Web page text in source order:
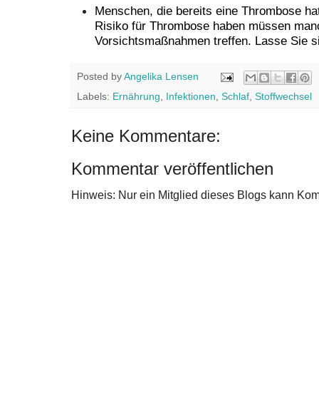
Menschen, die bereits eine Thrombose
Risiko für Thrombose haben müssen
Vorsichtsmaßnahmen treffen. Lasse Sie
Posted byAngelika Lensen
Labels: Ernährung Infektionen Schlaf Stoffwechsel
Keine Kommentare:
Kommentar veröffentlichen
Hinweis: Nur ein Mitglied dieses Blogs kann